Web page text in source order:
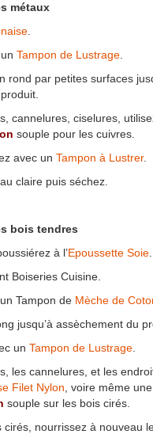
métaux
Tampon de Lustrage
rond par petites surfaces
cannelures, ciselures,
souple pour les cuivres.
avec un Tampon à Lustrer.
claire puis séchez.
bois tendres
à l’Epoussette Soie
Boiseries Cuisine.
Tampon de Mèche de
jusqu’à assèchement du
un Tampon de Lustrage
les cannelures, et les
Filet Nylon , voire même une
souple sur les bois cirés.
cirés, nourrissez à nouveau